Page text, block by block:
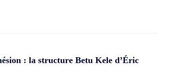
: la structure Betu Kele d’Éric